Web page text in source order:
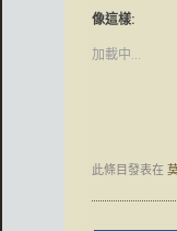
像這樣:
加載中...
此條目發表在